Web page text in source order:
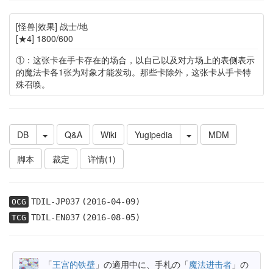
[怪兽|效果] 战士/地
[★4] 1800/600
①：这张卡在手卡存在的场合，以自己以及对方场上的表侧表示
的魔法卡各1张为对象才能发动。那些卡除外，这张卡从手卡特
殊召唤。
DB Q&A Wiki Yugipedia
MDM
脚本
裁定 详情(1)
OCG TDIL-JP037(2016-04-09)
TCG TDIL-EN037(2016-08-05)
「王宫的铁壁 」の適用中に、手札の「魔法进击者 」の